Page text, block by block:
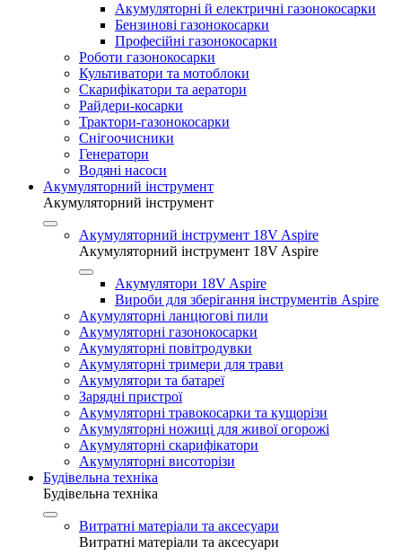
Акумуляторні й електричні газонокосарки
Бензинові газонокосарки
Професійні газонокосарки
Роботи газонокосарки
Культиватори та мотоблоки
Скарифікатори та аератори
Райдери-косарки
Трактори-газонокосарки
Снігоочисники
Генератори
Водяні насоси
Акумуляторний інструмент
Акумуляторний інструмент
Акумуляторний інструмент 18V Aspire
Акумуляторний інструмент 18V Aspire
Акумулятори 18V Aspire
Вироби для зберігання інструментів Aspire
Акумуляторні ланцюгові пили
Акумуляторні газонокосарки
Акумуляторні повітродувки
Акумуляторні тримери для трави
Акумулятори та батареї
Зарядні пристрої
Акумуляторні травокосарки та кущорізи
Акумуляторні ножиці для живої огорожі
Акумуляторні скарифікатори
Акумуляторні висоторізи
Будівельна техніка
Будівельна техніка
Витратні матеріали та аксесуари
Витратні матеріали та аксесуари